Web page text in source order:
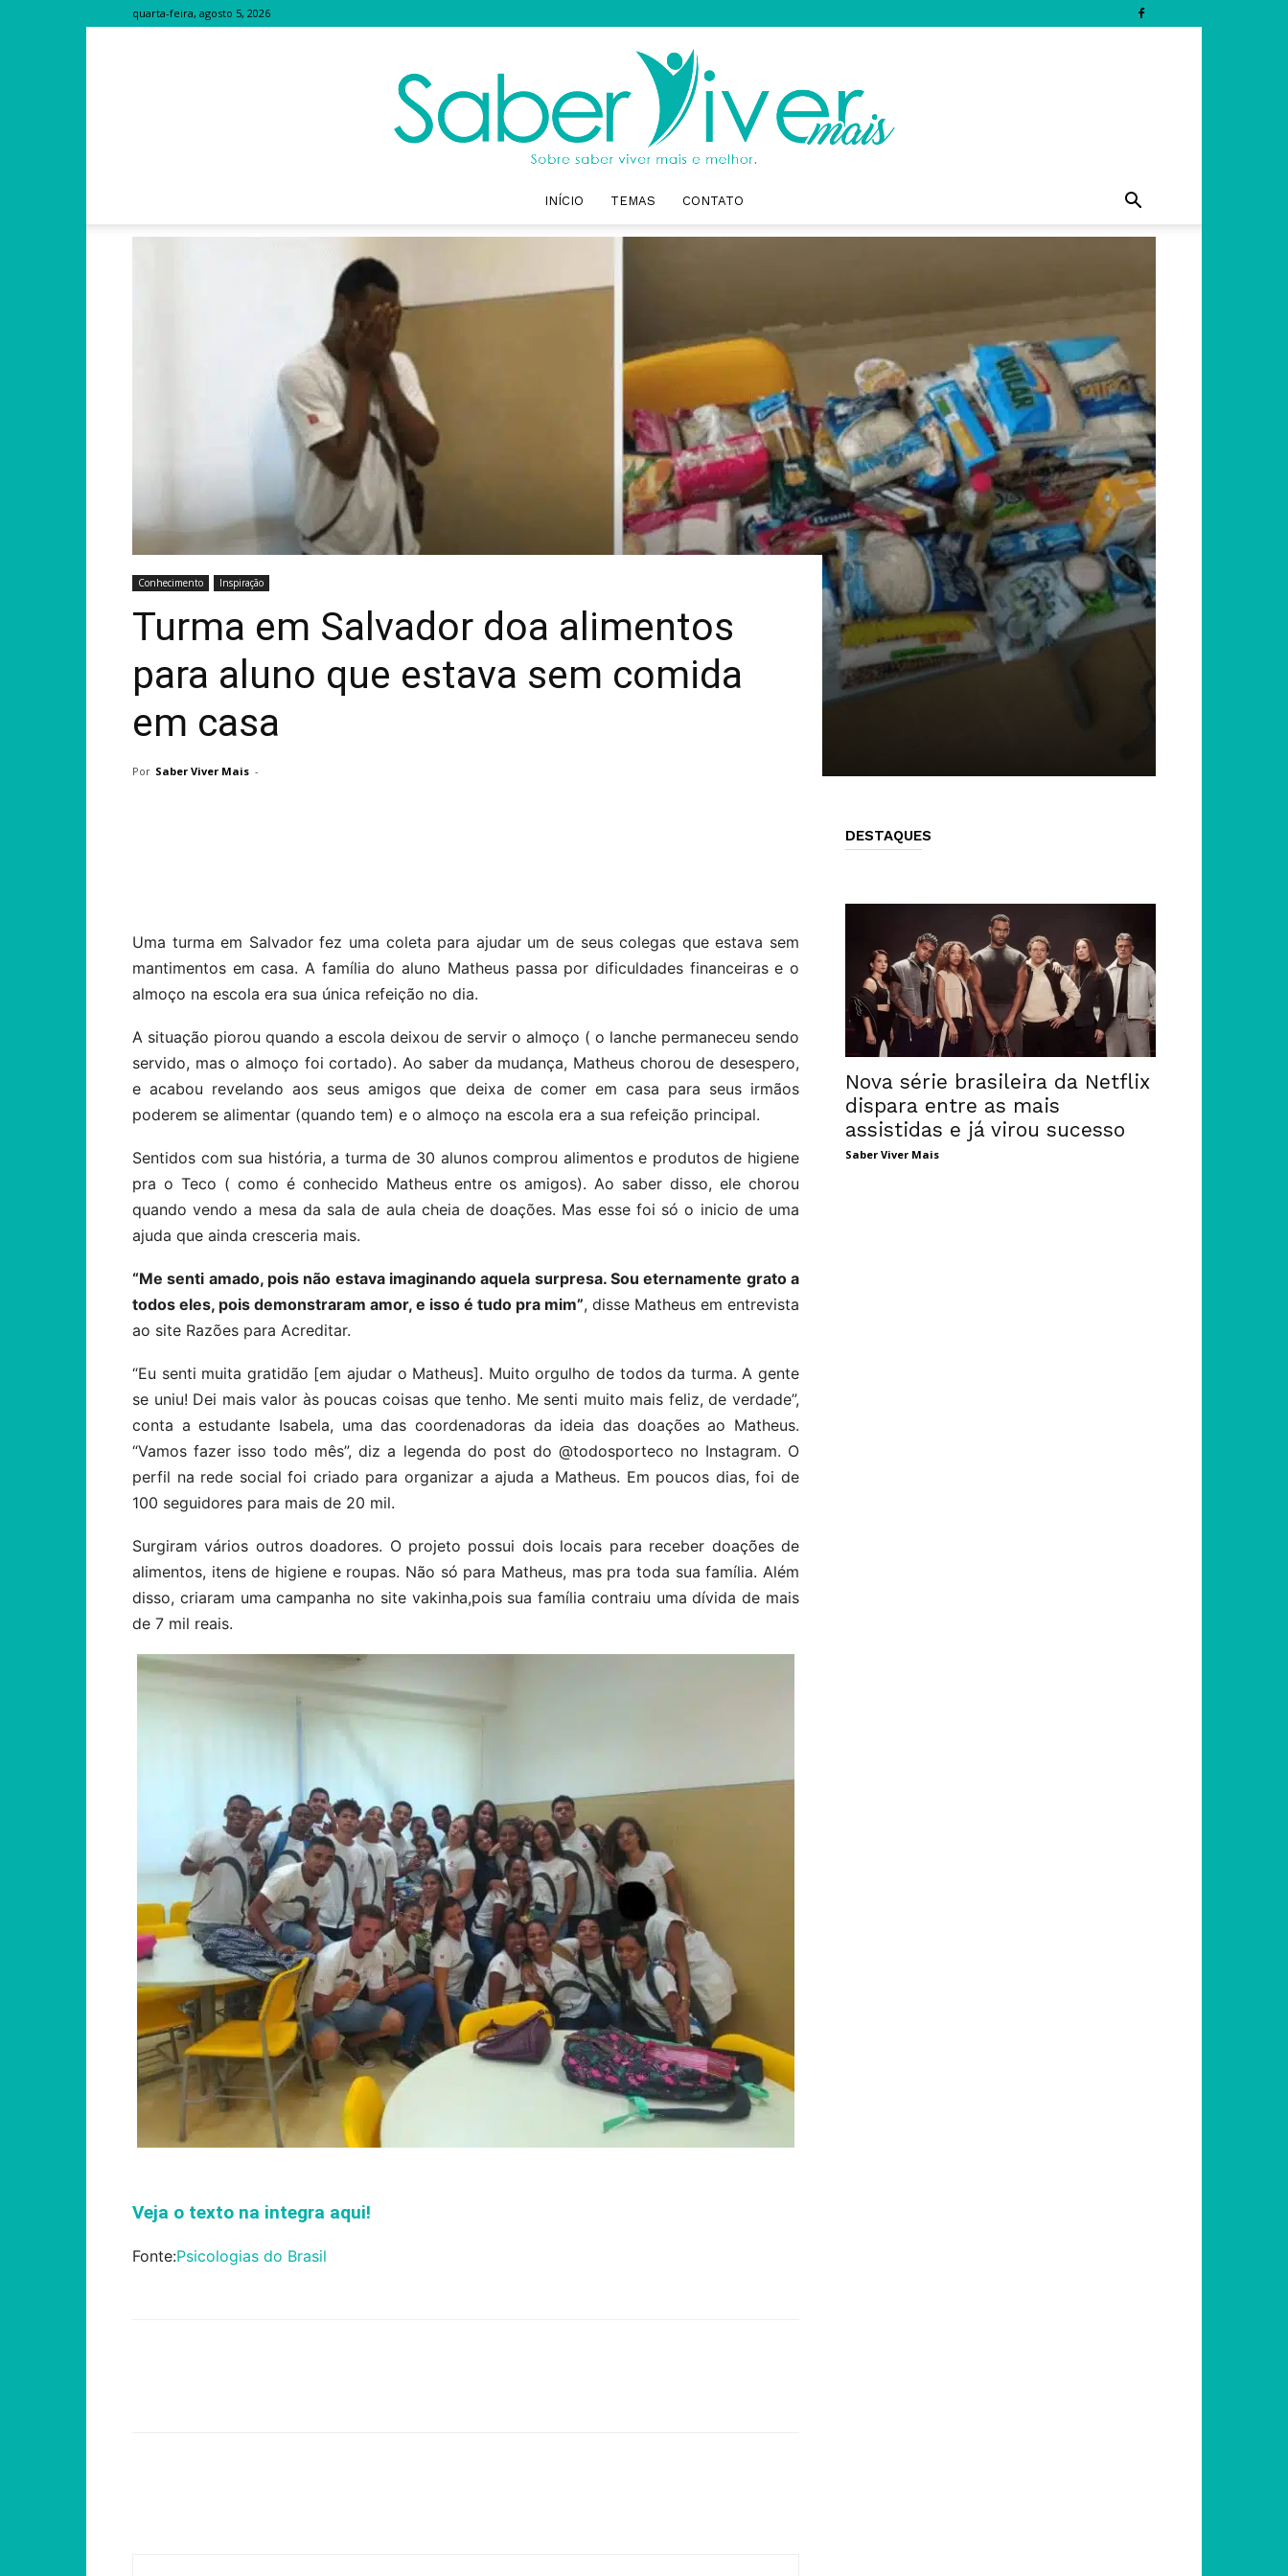
quarta-feira, agosto 5, 2026
Saber
Viver
Mais
INÍCIO TEMAS CONTATO
Conhecimento Inspiração
Turma em Salvador doa alimentos
para aluno que estava sem comida
em casa
Por Saber Viver Mais -
Uma turma em Salvador fez uma coleta para ajudar um de seus colegas que estava sem
mantimentos em casa. A família do aluno Matheus passa por dificuldades financeiras e o
almoço na escola era sua única refeição no dia.
A situação piorou quando a escola deixou de servir o almoço ( o lanche permaneceu sendo
servido, mas o almoço foi cortado). Ao saber da mudança, Matheus chorou de desespero,
e acabou revelando aos seus amigos que deixa de comer em casa para seus irmãos
poderem se alimentar (quando tem) e o almoço na escola era a sua refeição principal.
Sentidos com sua história, a turma de 30 alunos comprou alimentos e produtos de higiene
pra o Teco ( como é conhecido Matheus entre os amigos). Ao saber disso, ele chorou
quando vendo a mesa da sala de aula cheia de doações. Mas esse foi só o inicio de uma
ajuda que ainda cresceria mais.
“Me senti amado, pois não estava imaginando aquela surpresa. Sou eternamente grato a
todos eles, pois demonstraram amor, e isso é tudo pra mim”, disse Matheus em entrevista
ao site Razões para Acreditar.
“Eu senti muita gratidão [em ajudar o Matheus]. Muito orgulho de todos da turma. A gente
se uniu! Dei mais valor às poucas coisas que tenho. Me senti muito mais feliz, de verdade”,
conta a estudante Isabela, uma das coordenadoras da ideia das doações ao Matheus.
“Vamos fazer isso todo mês”, diz a legenda do post do @todosporteco no Instagram. O
perfil na rede social foi criado para organizar a ajuda a Matheus. Em poucos dias, foi de
100 seguidores para mais de 20 mil.
Surgiram vários outros doadores. O projeto possui dois locais para receber doações de
alimentos, itens de higiene e roupas. Não só para Matheus, mas pra toda sua família. Além
disso, criaram uma campanha no site vakinha,pois sua família contraiu uma dívida de mais
de 7 mil reais.
Veja o texto na integra aqui!
Fonte:Psicologias do Brasil
DESTAQUES
Nova série brasileira da Netflix
dispara entre as mais
assistidas e já virou sucesso
Saber Viver Mais